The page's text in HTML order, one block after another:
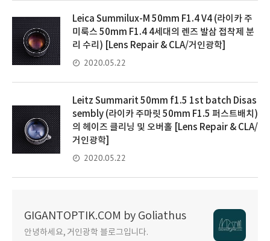
Leica Summilux-M 50mm F1.4 V4 (라이카 주
미룩스 50mm F1.4 4세대의 렌즈 발삼 접착제 분
리 수리) [Lens Repair & CLA/거인광학]
2020.05.22
Leitz Summarit 50mm f1.5 1st batch Disas
sembly (라이카 주마릿 50mm F1.5 퍼스트배치)
의 헤이즈 클리닝 및 오버홀 [Lens Repair & CLA/
거인광학]
2020.05.22
GIGANTOPTIK.COM by Goliathus
안녕하세요, 거인광학 블로그입니다.